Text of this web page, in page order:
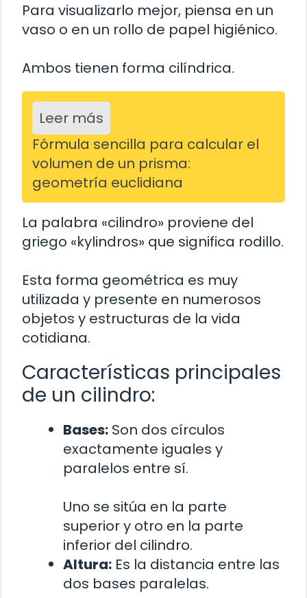
Para visualizarlo mejor, piensa en un
vaso o en un rollo de papel higiénico.
Ambos tienen forma cilíndrica.
Leer más
Fórmula sencilla para calcular el
volumen de un prisma:
geometría euclidiana
La palabra «cilindro» proviene del
griego «kylindros» que significa rodillo.
Esta forma geométrica es muy
utilizada y presente en numerosos
objetos y estructuras de la vida
cotidiana.
Características principales
de un cilindro:
Bases: Son dos círculos
exactamente iguales y
paralelos entre sí.
Uno se sitúa en la parte
superior y otro en la parte
inferior del cilindro.
Altura: Es la distancia entre las
dos bases paralelas.